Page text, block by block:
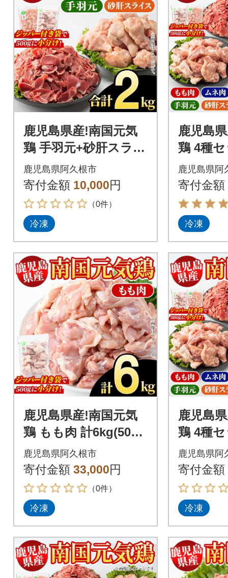
鹿児島県産!南国元気
鶏 手羽元+砂肝スライ
スセット 計2kg【さ
るがく水産】akn028-
04
鹿児島県阿久根市
寄付金額 10,000円
（0件）
冷凍
鹿児島
鶏 4種
【さる
028-11
鹿児島県阿
寄付金額
冷凍
鹿児島県産!南国元気
鶏 もも肉 計6kg(500g
×12P)【さるがく水
産】akn028-26
鹿児島県阿久根市
寄付金額 33,000円
（0件）
冷凍
鹿児島
鶏 4種
【さる
028-21
鹿児島県阿
寄付金額
冷凍